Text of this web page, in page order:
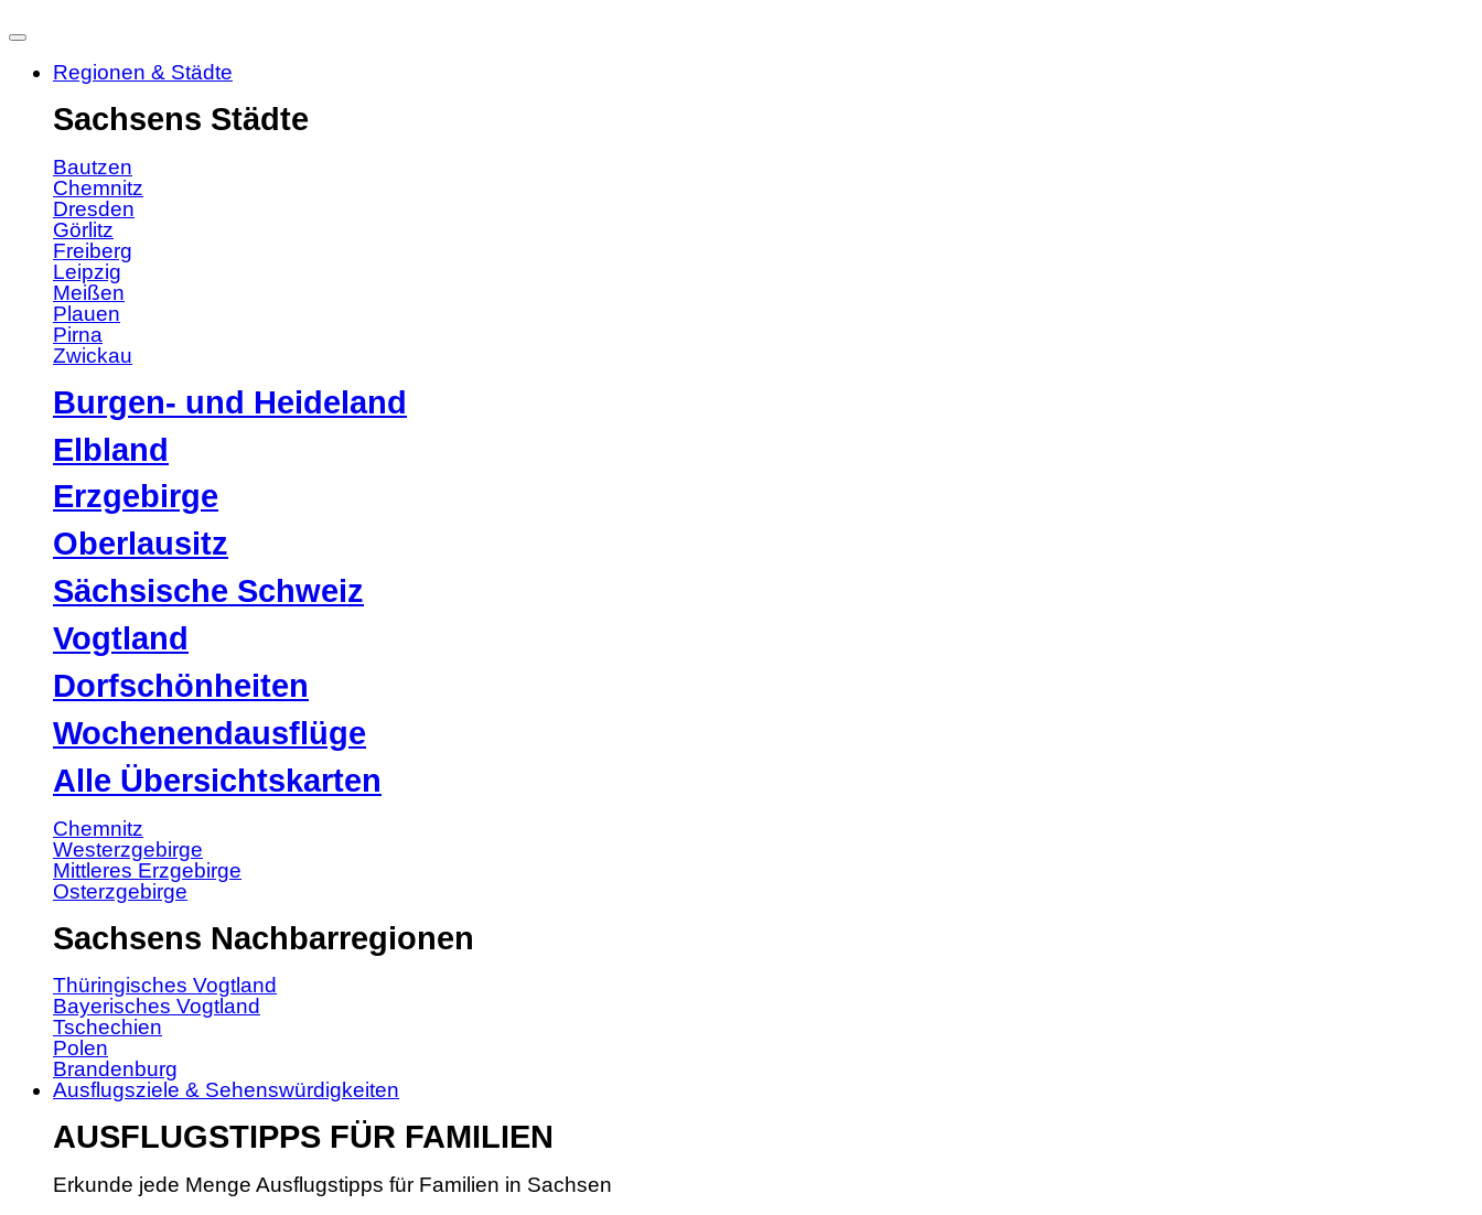
Regionen & Städte
Sachsens Städte
Bautzen
Chemnitz
Dresden
Görlitz
Freiberg
Leipzig
Meißen
Plauen
Pirna
Zwickau
Burgen- und Heideland
Elbland
Erzgebirge
Oberlausitz
Sächsische Schweiz
Vogtland
Dorfschönheiten
Wochenendausflüge
Alle Übersichtskarten
Chemnitz
Westerzgebirge
Mittleres Erzgebirge
Osterzgebirge
Sachsens Nachbarregionen
Thüringisches Vogtland
Bayerisches Vogtland
Tschechien
Polen
Brandenburg
Ausflugsziele & Sehenswürdigkeiten
AUSFLUGSTIPPS FÜR FAMILIEN
Erkunde jede Menge Ausflugstipps für Familien in Sachsen